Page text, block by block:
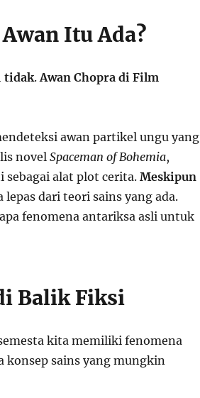
Itu Ada?
tidak.Awan Chopra di Film
awan partikel ungu yang
novel Spaceman of Bohemia,
sebagai alat plot cerita. Meskipun
dari teori sains yang ada.
fenomena antariksa asli untuk
Balik Fiksi
kita memiliki fenomena
konsep sains yang mungkin